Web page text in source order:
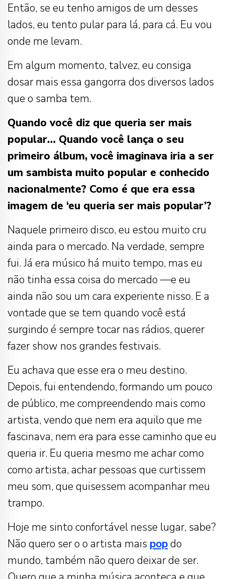
Então, se eu tenho amigos de um desses
lados, eu tento pular para lá, para cá. Eu vou
onde me levam.
Em algum momento, talvez, eu consiga
dosar mais essa gangorra dos diversos lados
que o samba tem.
Quando você diz que queria ser mais
popular… Quando você lança o seu
primeiro álbum, você imaginava iria a ser
um sambista muito popular e conhecido
nacionalmente? Como é que era essa
imagem de ‘eu queria ser mais popular’?
Naquele primeiro disco, eu estou muito cru
ainda para o mercado. Na verdade, sempre
fui. Já era músico há muito tempo, mas eu
não tinha essa coisa do mercado —e eu
ainda não sou um cara experiente nisso. E a
vontade que se tem quando você está
surgindo é sempre tocar nas rádios, querer
fazer show nos grandes festivais.
Eu achava que esse era o meu destino.
Depois, fui entendendo, formando um pouco
de público, me compreendendo mais como
artista, vendo que nem era aquilo que me
fascinava, nem era para esse caminho que eu
queria ir. Eu queria mesmo me achar como
como artista, achar pessoas que curtissem
meu som, que quisessem acompanhar meu
trampo.
Hoje me sinto confortável nesse lugar, sabe?
Não quero ser o o artista mais popdo
mundo, também não quero deixar de ser.